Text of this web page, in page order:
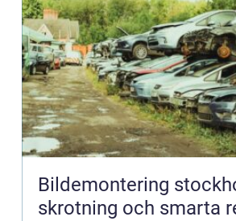
Bildemontering stockholm
skrotning och smarta